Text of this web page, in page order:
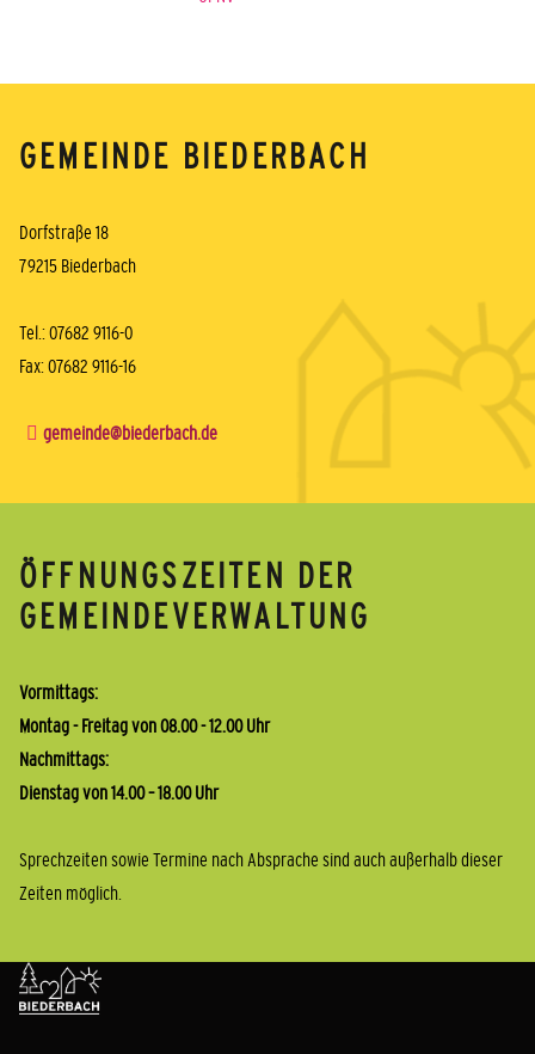
GEMEINDE BIEDERBACH
Dorfstraße 18
79215 Biederbach
Tel.: 07682 9116-0
Fax: 07682 9116-16
gemeinde@biederbach.de
ÖFFNUNGSZEITEN DER
GEMEINDEVERWALTUNG
Vormittags:
Montag - Freitag von 08.00 - 12.00 Uhr
Nachmittags:
Dienstag von 14.00 – 18.00 Uhr
Sprechzeiten sowie Termine nach Absprache sind auch außerhalb dieser
Zeiten möglich.